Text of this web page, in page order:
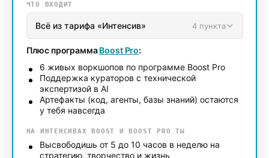
ЧТО ВХОДИТ
Всё из тарифа «Интенсив» 4 пункта
Плюс программа Boost Pro:
6 живых воркшопов по программе Boost Pro
Поддержка кураторов с технической
экспертизой в AI
Артефакты (код, агенты, базы знаний) остаются
у тебя навсегда
НА ИНТЕНСИВАХ BOOST И BOOST PRO ТЫ
Высвободишь от 5 до 10 часов в неделю на
стратегию, творчество и жизнь